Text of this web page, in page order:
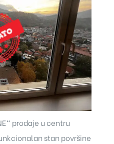
prodaje u centru
stan površine